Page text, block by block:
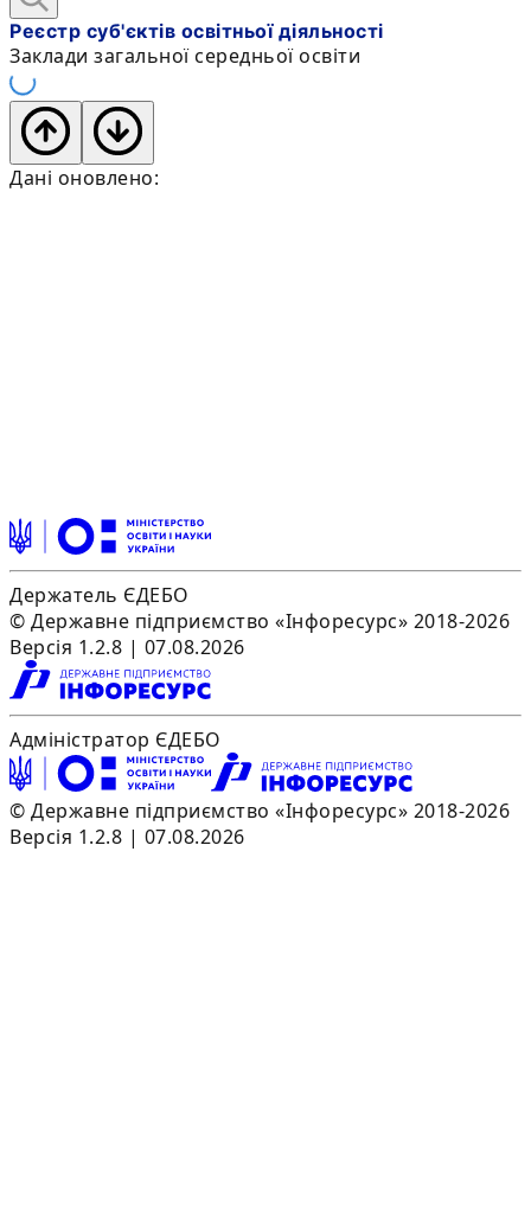
Реєстр суб'єктів освітньої діяльності
Заклади загальної середньої освіти
Дані оновлено:
Держатель ЄДЕБО
© Державне підприємство «Інфоресурс» 2018-2026
Версія 1.2.8 | 07.08.2026
Адміністратор ЄДЕБО
© Державне підприємство «Інфоресурс» 2018-2026
Версія 1.2.8 | 07.08.2026